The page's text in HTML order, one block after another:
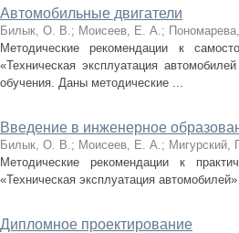
Автомобильные двигатели
Билык, О. В.; Моисеев, Е. А.;
Методические рекомендации к
«Техническая эксплуатация
обучения. Даны методические ...
Введение в инженерное
Билык, О. В.; Моисеев, Е. А.; Мигурский,
Методические рекомендации к
«Техническая эксплуатация
Дипломное проектирование